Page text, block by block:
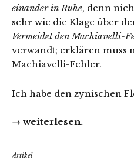
einander in Ruhe, denn
sehr wie die Klage über
Vermeidet den Machiavelli-
verwandt; erklären muss
Machiavelli-Fehler.
Ich habe den zynischen
→ weiterlesen.
Artikel